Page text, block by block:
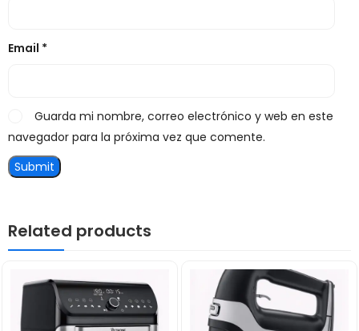
Email *
Guarda mi nombre, correo electrónico y web en este
navegador para la próxima vez que comente.
Related products